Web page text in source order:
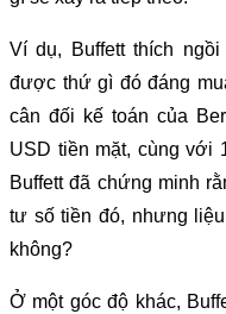
Ví dụ, Buffett thích
được thứ gì đó đáng
cân đối kế toán của
USD tiền mặt, cùng với
Buffett đã chứng minh
tư số tiền đó, nhưng
không?
Ở một góc độ khác,